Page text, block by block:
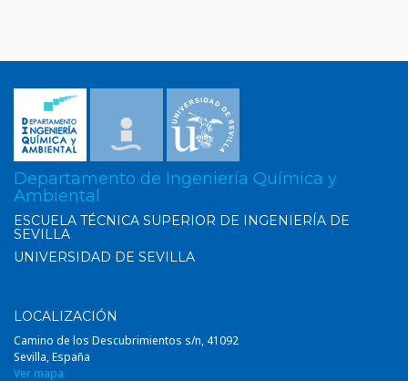
Departamento de Ingeniería Química y
Ambiental
ESCUELA TÉCNICA SUPERIOR DE INGENIERÍA DE
SEVILLA
UNIVERSIDAD DE SEVILLA
LOCALIZACIÓN
Camino de los Descubrimientos s/n, 41092
Sevilla, España
Ver mapa